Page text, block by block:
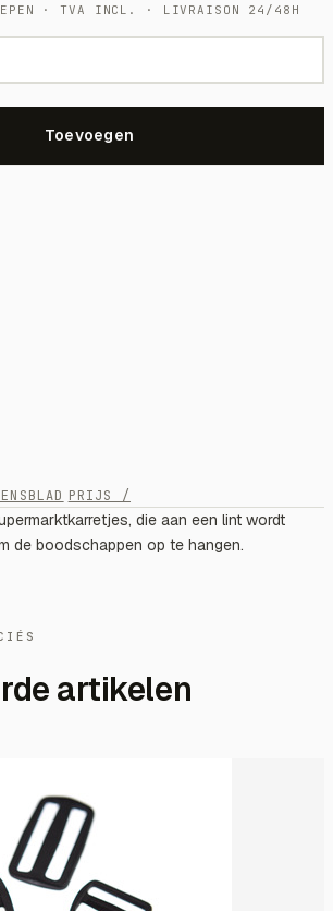
· TVA INCL. · LIVRAISON 24/48H
PRIJS /
die aan een lint wordt
de boodschappen op te hangen.
artikelen